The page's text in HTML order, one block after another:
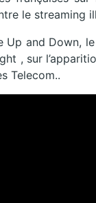
le streaming
and Down,
, sur
Telecom..